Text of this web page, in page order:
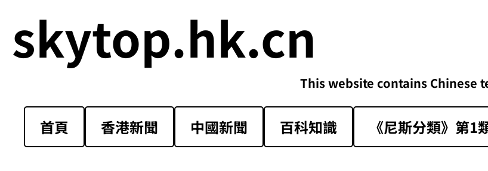
skytop.hk.cn
This website contains Chinese
首頁 香港新聞 中國新聞 百科知識 《尼斯分類》第1